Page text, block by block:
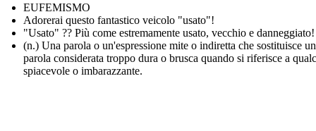
EUFEMISMO
Adorerai questo fantastico veicolo "usato"!
"Usato" ?? Più come estremamente usato, vecchio e danneggiato!
(n.) Una parola o un'espressione mite o indiretta che sostituisce
parola considerata troppo dura o brusca quando si riferisce a
spiacevole o imbarazzante.